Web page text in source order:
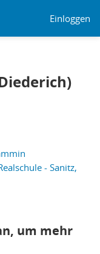
Einloggen
- Sanitz,
um mehr